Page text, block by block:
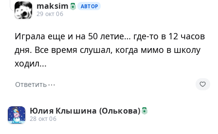
maksim
АВТОР
29 окт 06
Играла еще и на 50 летие… где-то в 12 часов
дня. Все время слушал, когда мимо в школу
ходил...
Ответить⋯
Юлия Клышина (Олькова)
28 окт 06